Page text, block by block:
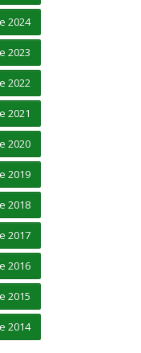
2024
2023
2022
2021
2020
2019
2018
2017
2016
2015
2014